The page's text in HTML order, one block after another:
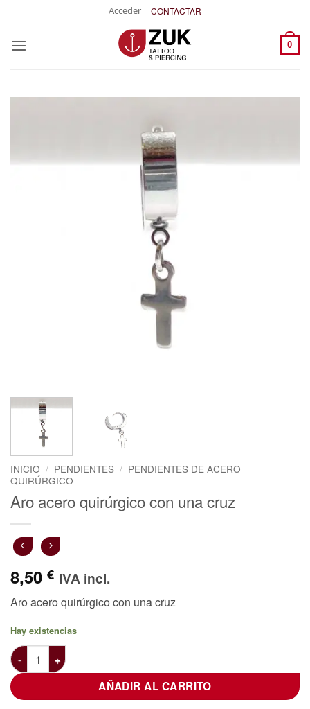
contenido
Acceder CONTACTAR
0
INICIO / PENDIENTES / PENDIENTES DE ACERO
QUIRÚRGICO
Aro acero quirúrgico con una cruz
8,50 € IVA incl.
Aro acero quirúrgico con una cruz
Hay existencias
Aro acero quirúrgico con una cruz cantidad
AÑADIR AL CARRITO